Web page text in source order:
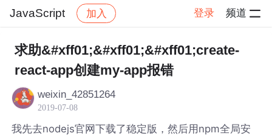
JavaScript 加入 登录 频道
社区 JavaScript 帖子详情
求助&#xff01;&#xff01;&#xff01;create-
react-app创建my-app报错
weixin_42851264
2019-07-08
我先去nodejs官网下载了稳定版，然后用npm全局安